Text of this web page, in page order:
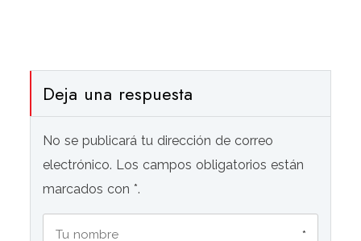
Deja una respuesta
No se publicará tu dirección de correo
electrónico. Los campos obligatorios están
marcados con *.
*